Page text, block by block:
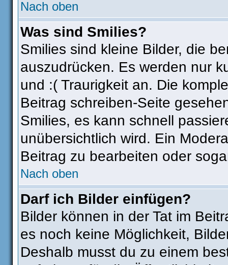
Nach oben
Was sind Smilies?
Smilies sind kleine Bilder, die
auszudrücken. Es werden nur
und :( Traurigkeit an. Die
Beitrag schreiben-Seite
Smilies, es kann schnell
unübersichtlich wird. Ein
Beitrag zu bearbeiten oder
Nach oben
Darf ich Bilder einfügen?
Bilder können in der Tat im
es noch keine Möglichkeit,
Deshalb musst du zu einem